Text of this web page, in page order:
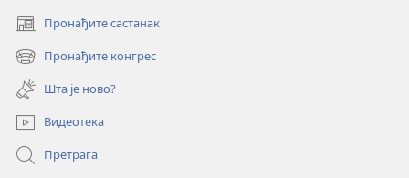
Пронађите састанак
(отвара
нови
прозор)
Пронађите конгрес
(отвара
нови
прозор)
Шта је ново?
Видеотека
Претрага